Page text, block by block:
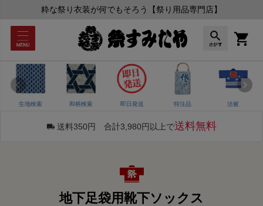
粋な祭り衣装が何でもそろう【祭り用品専門店】
生地検索 和柄検索 即日発送 特注品 法被
送料350円 合計3,980円以上で送料無料
地下足袋用靴下ソックス